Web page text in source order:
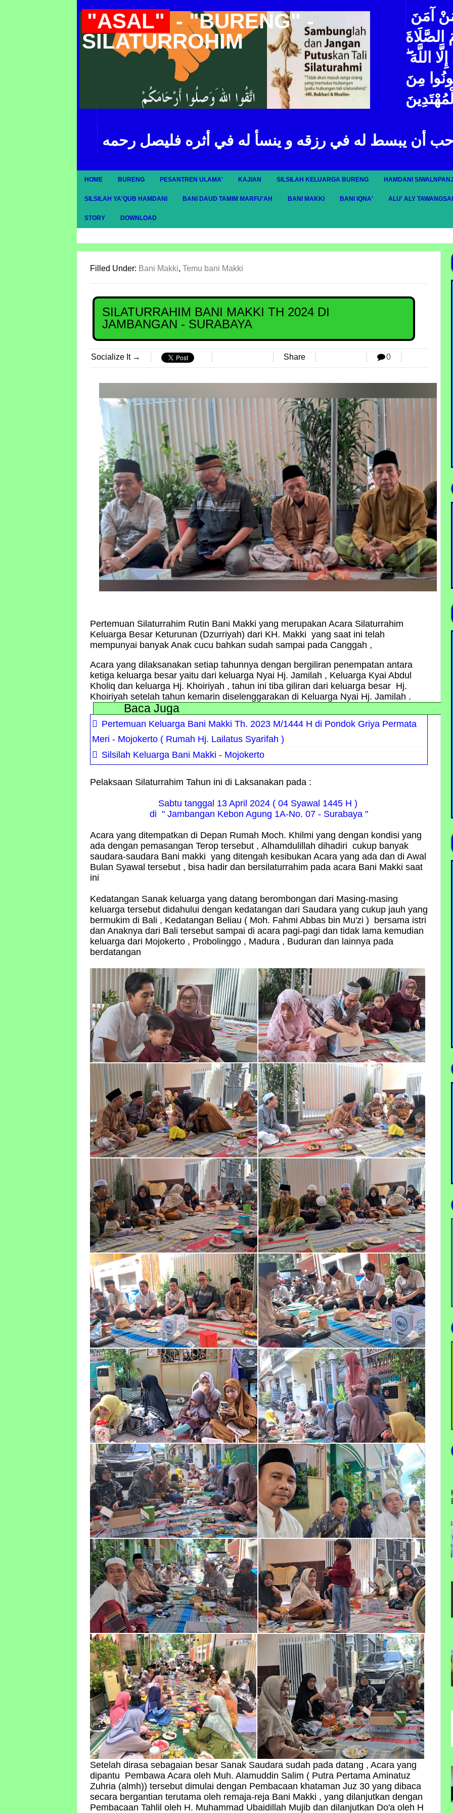
"ASAL" - "BURENG" -
SILATURROHIM
آمَنَ
الصَّلَاةَ
اللَّهَ
مِنَ
أن يبسط له في رزقه و ينسأ له في أثره فليصل رحمه
HOME BURENG PESANTREN ULAMA' KAJIAN SILSILAH KELUARGA BURENG HAMDANI SIWALNPANJI
SILSILAH YA'QUB HAMDANI BANI DAUD TAMIM MARFU'AH BANI MAKKI BANI IQNA' ALU' ALY
STORY DOWNLOAD
Filled Under: Bani Makki, Temu bani Makki
SILATURRAHIM BANI MAKKI TH 2024 DI
JAMBANGAN - SURABAYA
Socialize It → Share 0
Pertemuan Silaturrahim Rutin Bani Makki yang merupakan Acara Silaturrahim
Keluarga Besar Keturunan (Dzurriyah) dari KH. Makki yang saat ini telah
mempunyai banyak Anak cucu bahkan sudah sampai pada Canggah ,
Acara yang dilaksanakan setiap tahunnya dengan bergiliran penempatan antara
ketiga keluarga besar yaitu dari keluarga Nyai Hj. Jamilah , Keluarga Kyai Abdul
Kholiq dan keluarga Hj. Khoiriyah , tahun ini tiba giliran dari keluarga besar Hj.
Khoiriyah setelah tahun kemarin diselenggarakan di Keluarga Nyai Hj. Jamilah .
Baca Juga
Pertemuan Keluarga Bani Makki Th. 2023 M/1444 H di Pondok Griya Permata
Meri - Mojokerto ( Rumah Hj. Lailatus Syarifah )
Silsilah Keluarga Bani Makki - Mojokerto
Pelaksaan Silaturrahim Tahun ini di Laksanakan pada :
Sabtu tanggal 13 April 2024 ( 04 Syawal 1445 H )
di " Jambangan Kebon Agung 1A-No. 07 - Surabaya "
Acara yang ditempatkan di Depan Rumah Moch. Khilmi yang dengan kondisi yang
ada dengan pemasangan Terop tersebut , Alhamdulillah dihadiri cukup banyak
saudara-saudara Bani makki yang ditengah kesibukan Acara yang ada dan di Awal
Bulan Syawal tersebut , bisa hadir dan bersilaturrahim pada acara Bani Makki saat
ini
Kedatangan Sanak keluarga yang datang berombongan dari Masing-masing
keluarga tersebut didahului dengan kedatangan dari Saudara yang cukup jauh yang
bermukim di Bali , Kedatangan Beliau ( Moh. Fahmi Abbas bin Mu'zi ) bersama istri
dan Anaknya dari Bali tersebut sampai di acara pagi-pagi dan tidak lama kemudian
keluarga dari Mojokerto , Probolinggo , Madura , Buduran dan lainnya pada
berdatangan
Setelah dirasa sebagaian besar Sanak Saudara sudah pada datang , Acara yang
dipantu Pembawa Acara oleh Muh. Alamuddin Salim ( Putra Pertama Aminatuz
Zuhria (almh)) tersebut dimulai dengan Pembacaan khataman Juz 30 yang dibaca
secara bergantian terutama oleh remaja-reja Bani Makki , yang dilanjutkan dengan
Pembacaan Tahlil oleh H. Muhammad Ubaidillah Mujib dan dilanjutkan Do'a oleh H